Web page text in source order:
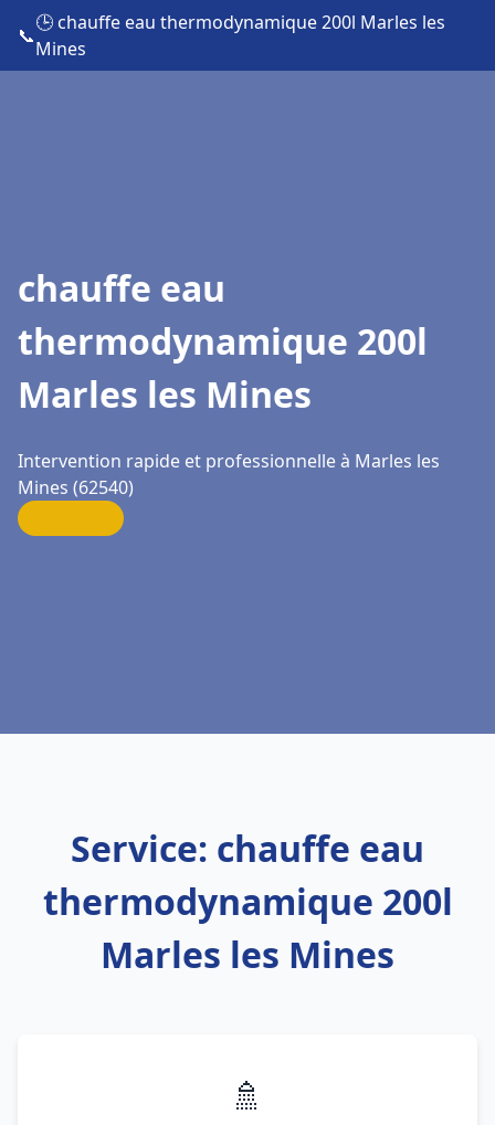
📞
🕒 chauffe eau thermodynamique 200l Marles les
Mines
chauffe eau
thermodynamique 200l
Marles les Mines
Intervention rapide et professionnelle à Marles les
Mines (62540)
Service: chauffe eau
thermodynamique 200l
Marles les Mines
🚿